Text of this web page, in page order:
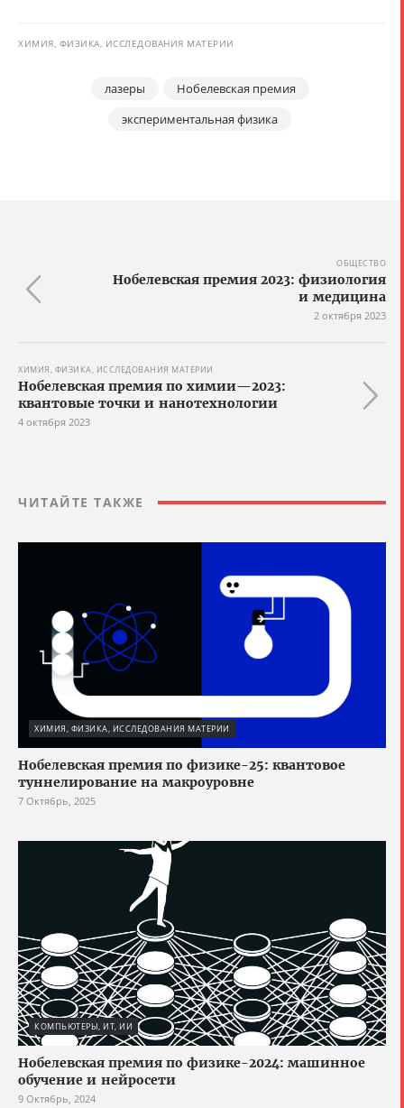
ХИМИЯ, ФИЗИКА, ИССЛЕДОВАНИЯ МАТЕРИИ
лазеры
Нобелевская премия
экспериментальная физика
ОБЩЕСТВО
Нобелевская премия 2023: физиология
и медицина
2 октября 2023
ХИМИЯ, ФИЗИКА, ИССЛЕДОВАНИЯ МАТЕРИИ
Нобелевская премия по химии—2023:
квантовые точки и нанотехнологии
4 октября 2023
ЧИТАЙТЕ ТАКЖЕ
ХИМИЯ, ФИЗИКА, ИССЛЕДОВАНИЯ МАТЕРИИ
Нобелевская премия по физике-25: квантовое
туннелирование на макроуровне
7 Октябрь, 2025
КОМПЬЮТЕРЫ, ИТ, ИИ
Нобелевская премия по физике-2024: машинное
обучение и нейросети
9 Октябрь, 2024